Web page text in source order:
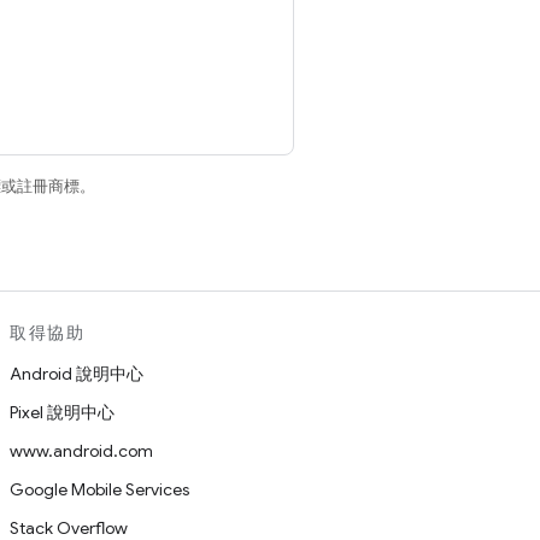
註冊商標。
取得協助
Android 說明中心
Pixel 說明中心
www.android.com
Google Mobile Services
Stack Overflow